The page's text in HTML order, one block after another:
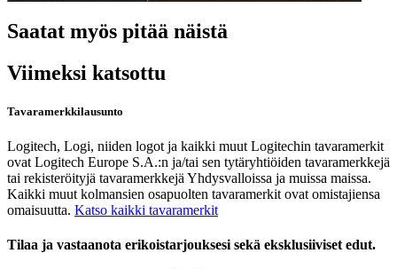
Saatat myös pitää näistä
Viimeksi katsottu
Tavaramerkkilausunto
Logitech, Logi, niiden logot ja kaikki muut Logitechin tavaramerkit
ovat Logitech Europe S.A.:n ja/tai sen tytäryhtiöiden tavaramerkkejä
tai rekisteröityjä tavaramerkkejä Yhdysvalloissa ja muissa maissa.
Kaikki muut kolmansien osapuolten tavaramerkit ovat omistajiensa
omaisuutta. Katso kaikki tavaramerkit
Tilaa ja vastaanota erikoistarjouksesi sekä eksklusiiviset edut.